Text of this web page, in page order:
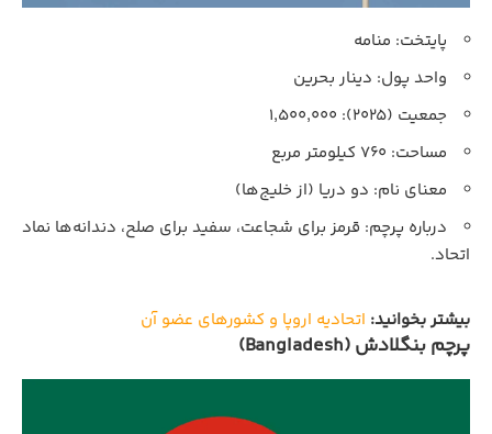
پایتخت: منامه
واحد پول: دینار بحرین
جمعیت (۲۰۲۵): ۱,۵۰۰,۰۰۰
مساحت: ۷۶۰ کیلومتر مربع
معنای نام: دو دریا (از خلیج‌ها)
درباره پرچم: قرمز برای شجاعت، سفید برای صلح، دندانه‌ها نماد
اتحاد.
بیشتر بخوانید: اتحادیه اروپا و کشورهای عضو آن
پرچم بنگلادش (Bangladesh)